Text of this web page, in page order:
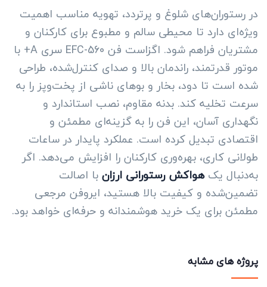
در رستوران‌های شلوغ و پرتردد، تهویه مناسب اهمیت
ویژه‌ای دارد تا محیطی سالم و مطبوع برای کارکنان و
مشتریان فراهم شود. اگزاست فن EFC-560 سری A+ با
موتور قدرتمند، راندمان بالا و صدای کنترل‌شده، طراحی
شده است تا دود، بخار و بوهای ناشی از پخت‌وپز را به
سرعت تخلیه کند. بدنه مقاوم، نصب استاندارد و
نگهداری آسان، این فن را به گزینه‌ای مطمئن و
اقتصادی تبدیل کرده است. عملکرد پایدار در ساعات
طولانی کاری، بهره‌وری کارکنان را افزایش می‌دهد. اگر
به‌دنبال یکهواکش رستورانی ارزانبا اصالت
تضمین‌شده و کیفیت بالا هستید، ایروفن مرجعی
مطمئن برای یک خرید هوشمندانه و حرفه‌ای خواهد بود.
پروژه های مشابه